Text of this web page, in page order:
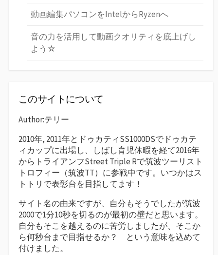
動画編集パソコンをIntelからRyzenへ
音の力を活用して動画クオリティを底上げし
よう☆
このサイトについて
Author:テリー
2010年, 2011年とドゥカティSS1000DSでドゥカテ
ィカップに出場し、しばし育児休暇を経て2016年
からトライアンフStreet Triple Rで筑波ツーリスト
トロフィー（筑波TT）に参戦中です。いつかはス
トトリで表彰台を目指してます！
サイト名の由来ですが、自分もそうでしたが筑波
2000で1分10秒を切るのが最初の壁だと思います。
自分もそこを越えるのに苦労しましたが、そこか
ら何秒台まで目指せるか？ という意味を込めて
付けました。